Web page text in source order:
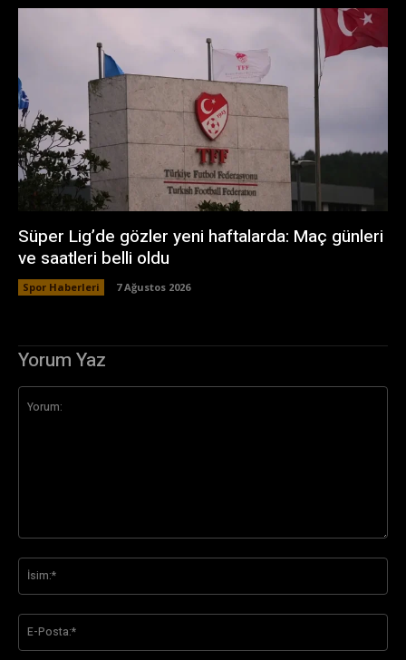
Süper Lig’de gözler yeni haftalarda: Maç günleri
ve saatleri belli oldu
Spor Haberleri 7 Ağustos 2026
Yorum Yaz